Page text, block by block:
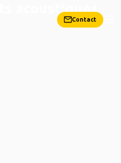
Contact
acoustiques